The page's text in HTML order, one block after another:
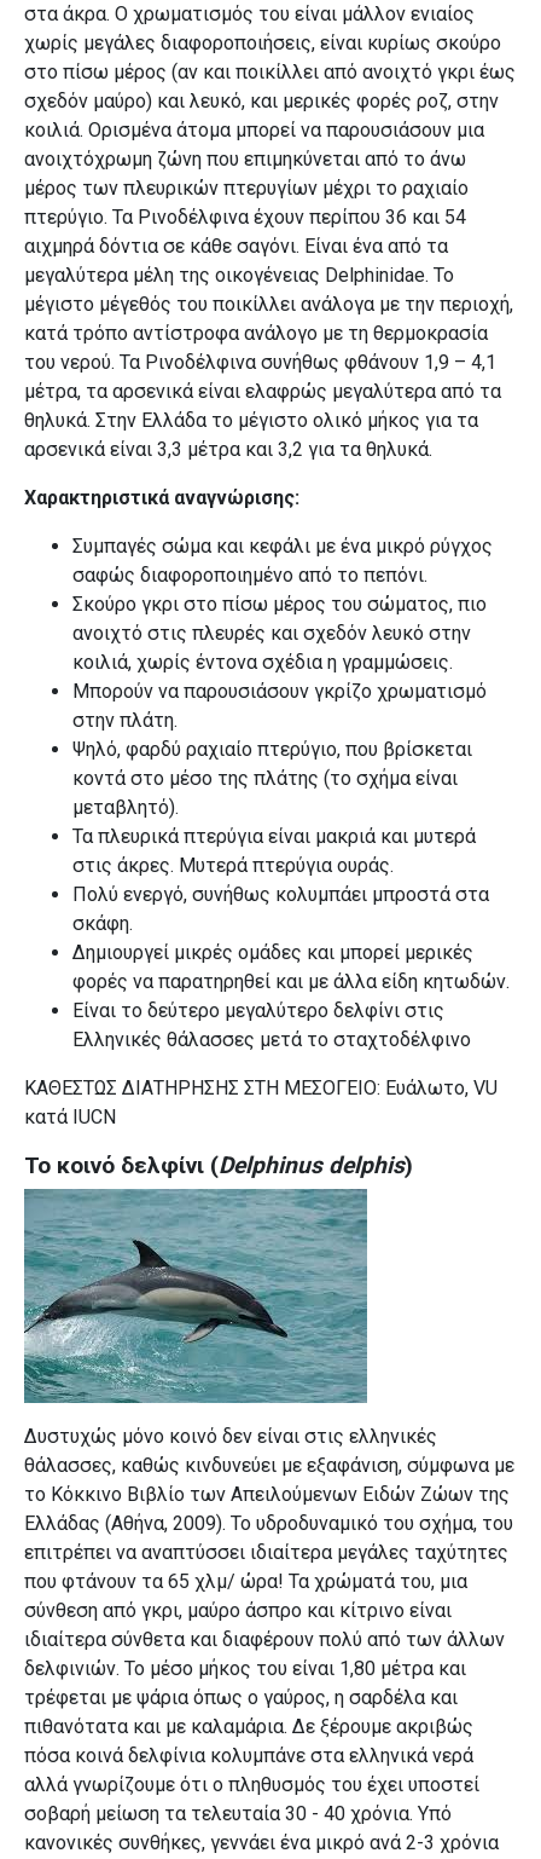
στα άκρα. Ο χρωματισμός του είναι μάλλον ενιαίος
χωρίς μεγάλες διαφοροποιήσεις, είναι κυρίως σκούρο
στο πίσω μέρος (αν και ποικίλλει από ανοιχτό γκρι έως
σχεδόν μαύρο) και λευκό, και μερικές φορές ροζ, στην
κοιλιά. Ορισμένα άτομα μπορεί να παρουσιάσουν μια
ανοιχτόχρωμη ζώνη που επιμηκύνεται από το άνω
μέρος των πλευρικών πτερυγίων μέχρι το ραχιαίο
πτερύγιο. Τα Ρινοδέλφινα έχουν περίπου 36 και 54
αιχμηρά δόντια σε κάθε σαγόνι. Είναι ένα από τα
μεγαλύτερα μέλη της οικογένειας Delphinidae. Το
μέγιστο μέγεθός του ποικίλλει ανάλογα με την περιοχή,
κατά τρόπο αντίστροφα ανάλογο με τη θερμοκρασία
του νερού. Τα Ρινοδέλφινα συνήθως φθάνουν 1,9 – 4,1
μέτρα, τα αρσενικά είναι ελαφρώς μεγαλύτερα από τα
θηλυκά. Στην Ελλάδα το μέγιστο ολικό μήκος για τα
αρσενικά είναι 3,3 μέτρα και 3,2 για τα θηλυκά.
Χαρακτηριστικά αναγνώρισης:
Συμπαγές σώμα και κεφάλι με ένα μικρό ρύγχος
σαφώς διαφοροποιημένο από το πεπόνι.
Σκούρο γκρι στο πίσω μέρος του σώματος, πιο
ανοιχτό στις πλευρές και σχεδόν λευκό στην
κοιλιά, χωρίς έντονα σχέδια η γραμμώσεις.
Μπορούν να παρουσιάσουν γκρίζο χρωματισμό
στην πλάτη.
Ψηλό, φαρδύ ραχιαίο πτερύγιο, που βρίσκεται
κοντά στο μέσο της πλάτης (το σχήμα είναι
μεταβλητό).
Τα πλευρικά πτερύγια είναι μακριά και μυτερά
στις άκρες. Μυτερά πτερύγια ουράς.
Πολύ ενεργό, συνήθως κολυμπάει μπροστά στα
σκάφη.
Δημιουργεί μικρές ομάδες και μπορεί μερικές
φορές να παρατηρηθεί και με άλλα είδη κητωδών.
Είναι το δεύτερο μεγαλύτερο δελφίνι στις
Ελληνικές θάλασσες μετά το σταχτοδέλφινο
ΚΑΘΕΣΤΩΣ ΔΙΑΤΗΡΗΣΗΣ ΣΤΗ ΜΕΣΟΓΕΙΟ: Ευάλωτο, VU
κατά IUCN
Το κοινό δελφίνι (Delphinus delphis)
Δυστυχώς μόνο κοινό δεν είναι στις ελληνικές
θάλασσες, καθώς κινδυνεύει με εξαφάνιση, σύμφωνα με
το Κόκκινο Βιβλίο των Απειλούμενων Ειδών Ζώων της
Ελλάδας (Αθήνα, 2009). Το υδροδυναμικό του σχήμα, του
επιτρέπει να αναπτύσσει ιδιαίτερα μεγάλες ταχύτητες
που φτάνουν τα 65 χλμ/ ώρα! Τα χρώματά του, μια
σύνθεση από γκρι, μαύρο άσπρο και κίτρινο είναι
ιδιαίτερα σύνθετα και διαφέρουν πολύ από των άλλων
δελφινιών. Το μέσο μήκος του είναι 1,80 μέτρα και
τρέφεται με ψάρια όπως ο γαύρος, η σαρδέλα και
πιθανότατα και με καλαμάρια. Δε ξέρουμε ακριβώς
πόσα κοινά δελφίνια κολυμπάνε στα ελληνικά νερά
αλλά γνωρίζουμε ότι ο πληθυσμός του έχει υποστεί
σοβαρή μείωση τα τελευταία 30 - 40 χρόνια. Υπό
κανονικές συνθήκες, γεννάει ένα μικρό ανά 2-3 χρόνια